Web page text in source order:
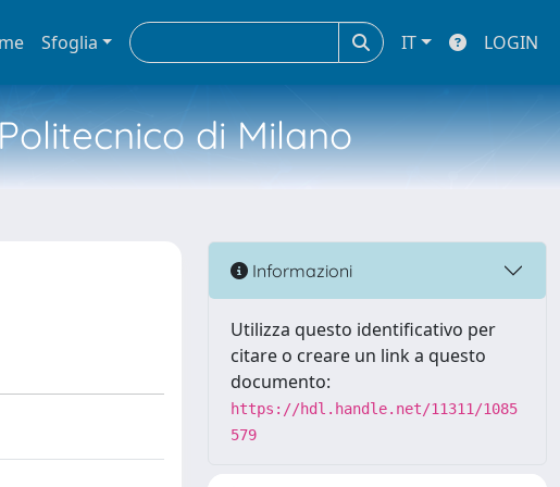
Sfoglia IT LOGIN
di Milano
Informazioni
Utilizza questo identificativo per
citare o creare un link a questo
documento:
https://hdl.handle.net/11311/1085
579